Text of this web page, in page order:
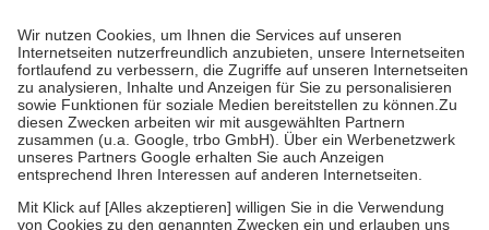
höchstens zehn Euro.
Es sind jedoch nie mehr als die tatsächlichen
Kosten der Leistung zu entrichten.
Diese Regeln gelten grundsätzlich auch für Online-Apotheken.
Bei Heilmitteln und häuslicher Krankenpflege beträgt die
Zuzahlung zehn Prozent der Kosten sowie zehn Euro je
Verordnung.
Um das Engagement der Versicherten für ihre eigene Gesundheit zu
stärken und die besondere Stellung der Familie zu unterstützen,
fallenkeine Zuzahlungenan bei: